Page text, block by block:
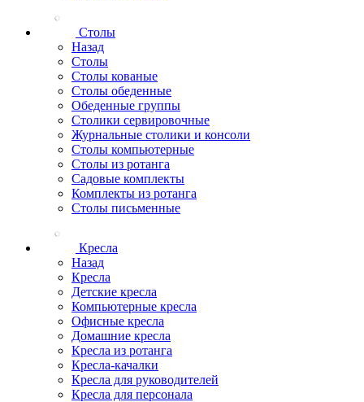
Столы
Назад
Столы
Столы кованые
Столы обеденные
Обеденные группы
Столики сервировочные
Журнальные столики и консоли
Столы компьютерные
Столы из ротанга
Садовые комплекты
Комплекты из ротанга
Столы письменные
Кресла
Назад
Кресла
Детские кресла
Компьютерные кресла
Офисные кресла
Домашние кресла
Кресла из ротанга
Кресла-качалки
Кресла для руководителей
Кресла для персонала